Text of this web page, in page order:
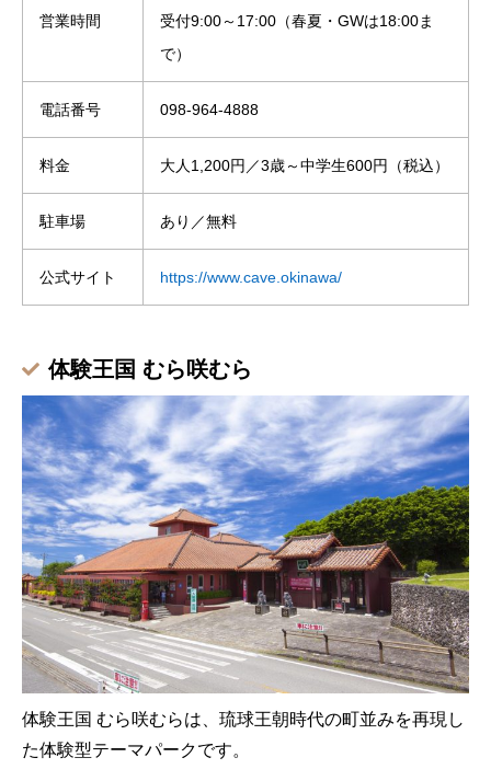
営業時間
受付9:00～17:00（春夏・GWは18:00ま
で）
電話番号 098-964-4888
料金 大人1,200円／3歳～中学生600円（税込）
駐車場 あり／無料
公式サイト https://www.cave.okinawa/
体験王国 むら咲むら
体験王国 むら咲むらは、琉球王朝時代の町並みを再現し
た体験型テーマパークです。